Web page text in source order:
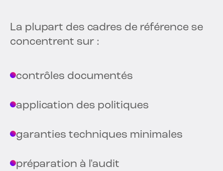
La plupart des cadres de référence se
concentrent sur :
contrôles documentés
application des politiques
garanties techniques minimales
préparation à l'audit